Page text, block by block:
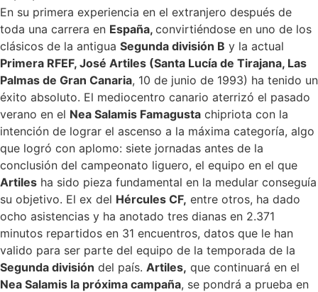
En su primera experiencia en el extranjero después de
toda una carrera en España, convirtiéndose en uno de los
clásicos de la antigua Segunda división B y la actual
Primera RFEF, José Artiles (Santa Lucía de Tirajana, Las
Palmas de Gran Canaria, 10 de junio de 1993) ha tenido un
éxito absoluto. El mediocentro canario aterrizó el pasado
verano en el Nea Salamis Famagusta chipriota con la
intención de lograr el ascenso a la máxima categoría, algo
que logró con aplomo: siete jornadas antes de la
conclusión del campeonato liguero, el equipo en el que
Artiles ha sido pieza fundamental en la medular conseguía
su objetivo. El ex del Hércules CF, entre otros, ha dado
ocho asistencias y ha anotado tres dianas en 2.371
minutos repartidos en 31 encuentros, datos que le han
valido para ser parte del equipo de la temporada de la
Segunda división del país. Artiles, que continuará en el
Nea Salamis la próxima campaña, se pondrá a prueba en